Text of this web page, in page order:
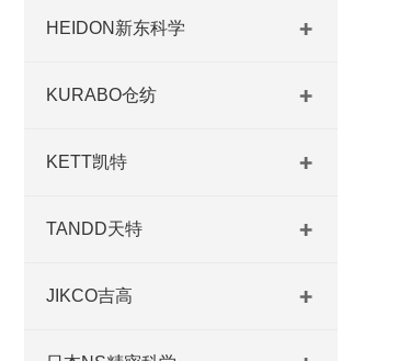
HEIDON新东科学
KURABO仓纺
KETT凯特
TANDD天特
JIKCO吉高